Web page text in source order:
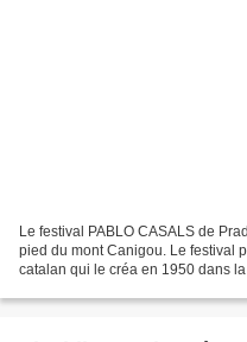
Le festival PABLO CASALS de
pied du mont Canigou. Le festival
catalan qui le créa en 1950 dans